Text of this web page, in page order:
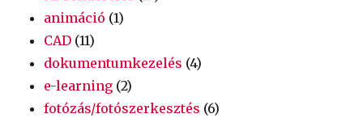
animáció (1)
CAD (11)
dokumentumkezelés (4)
e-learning (2)
fotózás/fotószerkesztés (6)